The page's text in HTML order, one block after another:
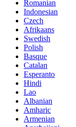
Romanian
Indonesian
Czech
Afrikaans
Swedish
Polish
Basque
Catalan
Esperanto
Hindi
Lao
Albanian
Amharic
Armenian